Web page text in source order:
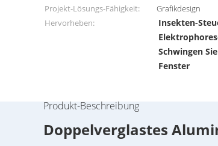
Projekt-Lösungs-Fähigkeit:
Grafikdesign
Hervorheben:
Insekten-
Schwingen
Fenster
Produkt-Beschreibung
Doppelverglastes